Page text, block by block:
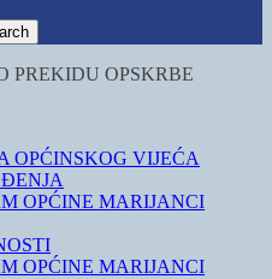
PREKIDU OPSKRBE
OPĆINSKOG VIJEĆA
OPĆINE MARIJANCI
OPĆINE MARIJANCI